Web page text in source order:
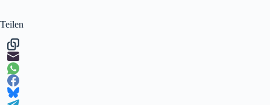
Teilen